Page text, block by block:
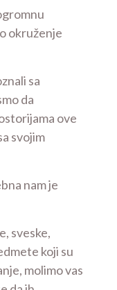
okruženje
sa
da
ove
svojim
nam je
sveske,
koji su
molimo vas